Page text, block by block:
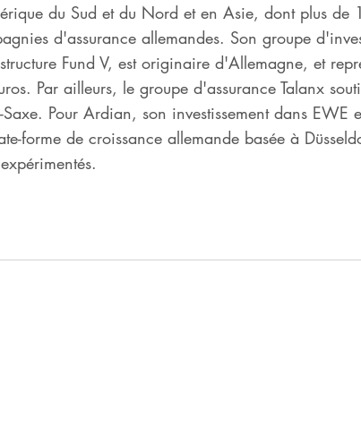
du Sud et du Nord et en Asie, dont plus de
d'assurance allemandes. Son groupe
Fund V, est originaire d'Allemagne, et
Par ailleurs, le groupe d'assurance Talanx
Pour Ardian, son investissement dans EWE
forme de croissance allemande basée à